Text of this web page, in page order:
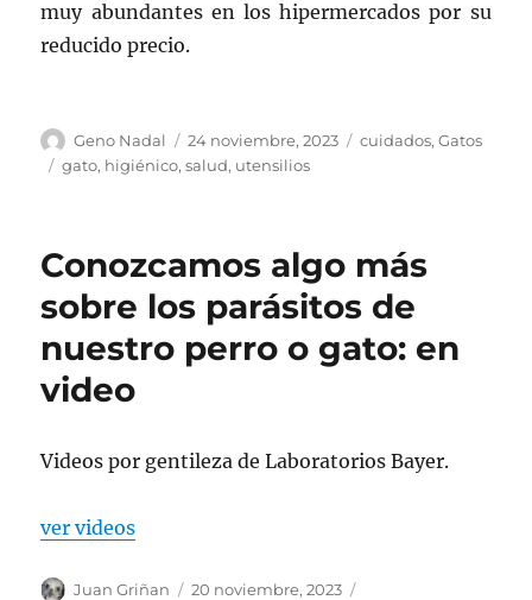
muy abundantes en los hipermercados por su
reducido precio.
Autor
Geno Nadal
Publicado
el
24 noviembre, 2023 Categorías
cuidados,Gatos
Etiquetas
gato, higiénico,salud, utensilios
Conozcamos algo más
sobre los parásitos de
nuestro perro o gato: en
video
Videos por gentileza de Laboratorios Bayer.
ver videos
Autor
Juan Griñan
Publicado
20 noviembre, 2023